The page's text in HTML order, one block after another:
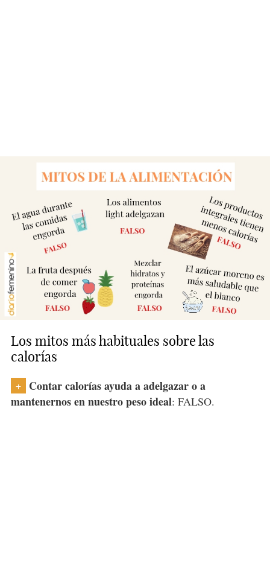
Los mitos más habituales sobre las
calorías
+
Contar calorías ayuda a adelgazar o a
mantenernos en nuestro peso ideal: FALSO.